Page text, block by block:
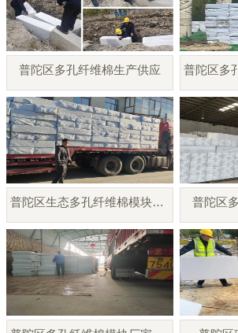
普陀区多孔纤维棉生产供应
普陀区生态多孔纤维棉模块厂家 普陀区